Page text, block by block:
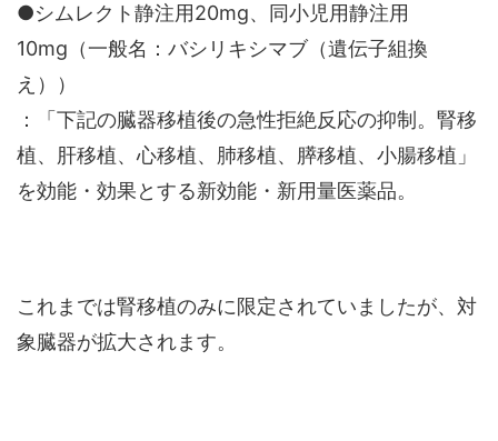
●シムレクト静注用20mg、同小児用静注用
10mg（一般名：バシリキシマブ（遺伝子組換
え））
：「下記の臓器移植後の急性拒絶反応の抑制。腎移
植、肝移植、心移植、肺移植、膵移植、小腸移植」
を効能・効果とする新効能・新用量医薬品。
これまでは腎移植のみに限定されていましたが、対
象臓器が拡大されます。